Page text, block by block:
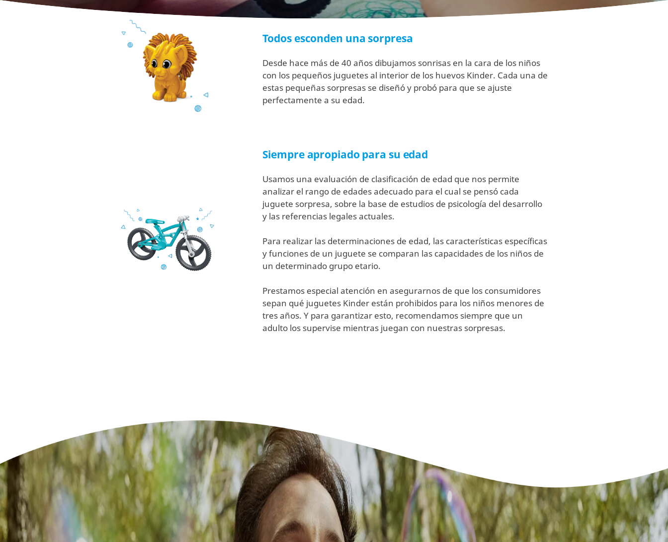
Todos esconden una sorpresa
Desde hace más de 40 años dibujamos sonrisas en la cara de los niños
con los pequeños juguetes al interior de los huevos Kinder. Cada una de
estas pequeñas sorpresas se diseñó y probó para que se ajuste
perfectamente a su edad.
Siempre apropiado para su edad
Usamos una evaluación de clasificación de edad que nos permite
analizar el rango de edades adecuado para el cual se pensó cada
juguete sorpresa, sobre la base de estudios de psicología del desarrollo
y las referencias legales actuales.
Para realizar las determinaciones de edad, las características específicas
y funciones de un juguete se comparan las capacidades de los niños de
un determinado grupo etario.
Prestamos especial atención en asegurarnos de que los consumidores
sepan qué juguetes Kinder están prohibidos para los niños menores de
tres años. Y para garantizar esto, recomendamos siempre que un
adulto los supervise mientras juegan con nuestras sorpresas.